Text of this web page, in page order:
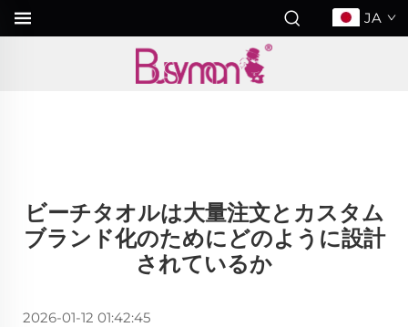
JA
ビーチタオルは大量注文とカスタム
ブランド化のためにどのように設計
されているか
2026-01-12 01:42:45